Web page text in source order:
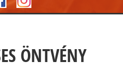
ÖNTVÉNY